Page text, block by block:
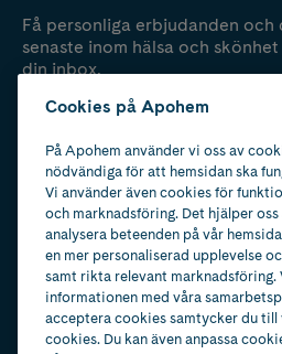
Få personliga erbjudanden och
senaste inom hälsa och
din inbox.
Cookies på Apohem
På Apohem använder vi oss av
nödvändiga för att hemsidan ska
Vi använder även cookies för
och marknadsföring. Det hjälper
analysera beteenden på vår
en mer personaliserad upplevelse
samt rikta relevant marknadsföring.
informationen med våra
acceptera cookies samtycker du till
cookies. Du kan även anpassa